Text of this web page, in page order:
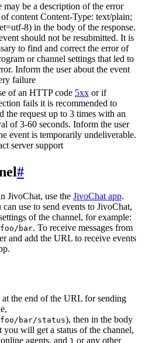
may be a description of the error
content Content-Type: text/plain;
8) in the body of the response.
should not be resubmitted. It is
to find and correct the error of
or channel settings that led to
Inform the user about the event
failure
of an HTTP code 5xx or if
fails it is recommended to
the request up to 3 times with an
of 3-60 seconds. Inform the user
event is temporarily undeliverable.
server support
#
JivoChat, use the JivoChat app.
can use to send events to JivoChat,
of the channel, for example:
bar. To receive messages from
and add the URL to receive events
at the end of the URL for sending
bar/status), then in the body
you will get a status of the channel,
agents, and 1 or any other